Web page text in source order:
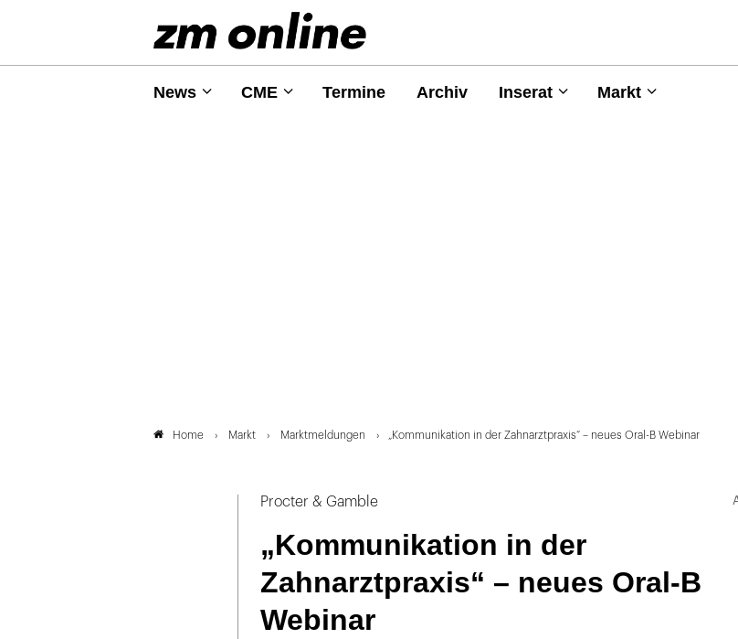
News CME Termine Archiv Inserat Markt
Home Markt Marktmeldungen „Kommunikation in der Zahnarztpraxis“ – neues Oral-B Webinar
Procter & Gamble
„Kommunikation in der
Zahnarztpraxis“ – neues Oral-B
Webinar